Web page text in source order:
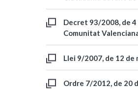
Decret 93/2008, de 4
Comunitat
Llei 9/2007, de 12 de
Ordre 7/2012, de 20